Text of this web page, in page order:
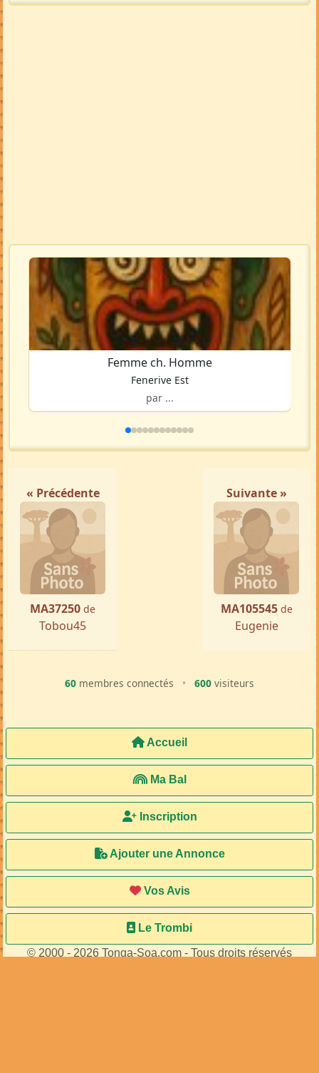
Femme ch. Homme
Fenerive Est
par ...
« Précédente
MA37250 de
Tobou45
Suivante »
MA105545 de
Eugenie
60 membres connectés • 600 visiteurs
Accueil
Ma Bal
Inscription
Ajouter une Annonce
Vos Avis
Le Trombi
© 2000 - 2026 Tonga-Soa.com - Tous droits réservés